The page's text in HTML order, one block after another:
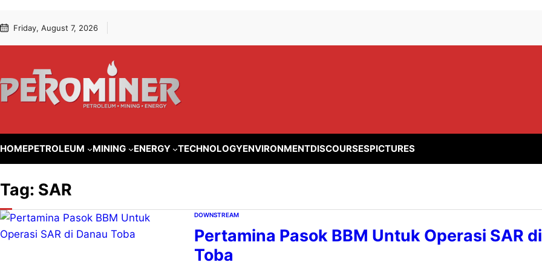
ke
to Friday, August 7, 2026
HOMEPETROLEUM MINING ENERGY TECHNOLOGYENVIRONMENTDISCOURSESPICTURES
Tag: SAR
DOWNSTREAM
Pertamina Pasok BBM Untuk Operasi SAR
Toba